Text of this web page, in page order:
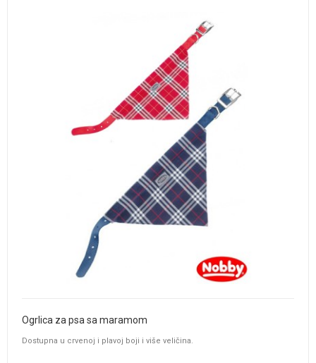
Ogrlica za psa sa maramom
Dostupna u crvenoj i plavoj boji i više veličina.